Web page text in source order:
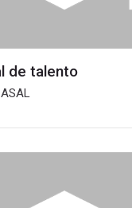
de talento